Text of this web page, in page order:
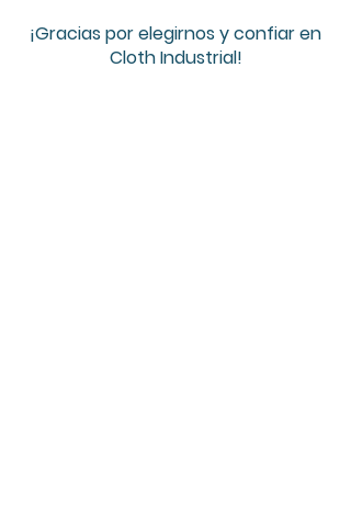
¡Gracias por elegirnos y confiar en
Cloth Industrial!